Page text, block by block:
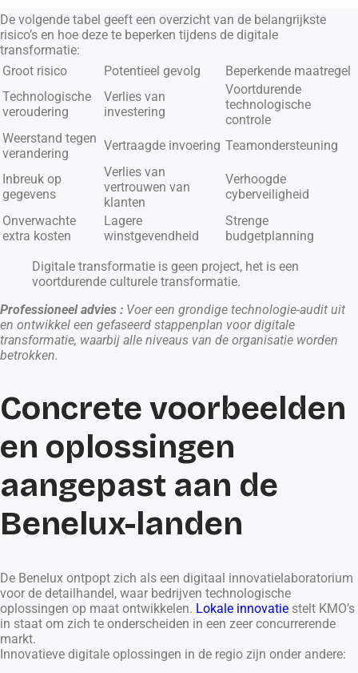
De volgende tabel geeft een overzicht van de belangrijkste
risico’s en hoe deze te beperken tijdens de digitale
transformatie:
Groot risico
Potentieel gevolg
Beperkende maatregel
Technologische
veroudering
Verlies van
investering
Voortdurende
technologische
controle
Weerstand tegen
verandering
Vertraagde invoering Teamondersteuning
Inbreuk op
gegevens
Verlies van
vertrouwen van
klanten
Verhoogde
cyberveiligheid
Onverwachte
extra kosten
Lagere
winstgevendheid
Strenge
budgetplanning
Digitale transformatie is geen project, het is een
voortdurende culturele transformatie.
Professioneel advies : Voer een grondige technologie-audit uit
en ontwikkel een gefaseerd stappenplan voor digitale
transformatie, waarbij alle niveaus van de organisatie worden
betrokken.
Concrete voorbeelden
en oplossingen
aangepast aan de
Benelux-landen
De Benelux ontpopt zich als een digitaal innovatielaboratorium
voor de detailhandel, waar bedrijven technologische
oplossingen op maat ontwikkelen. Lokale innovatie stelt KMO’s
in staat om zich te onderscheiden in een zeer concurrerende
markt.
Innovatieve digitale oplossingen in de regio zijn onder andere: